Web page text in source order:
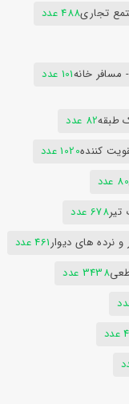
تجاری488 عدد
خانه101 عدد
طبقه82 عدد
کننده1020 عدد
80 عدد
تیر678 عدد
نرده های دیوار461 عدد
3438 عدد